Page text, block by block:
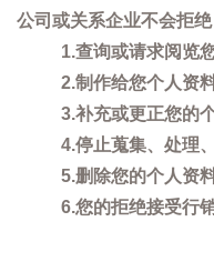
公司或关系企业不会拒
1.查询或请求阅览
2.制作给您个人资
3.补充或更正您的
4.停止蒐集、处理
5.删除您的个人资料
6.您的拒绝接受行销